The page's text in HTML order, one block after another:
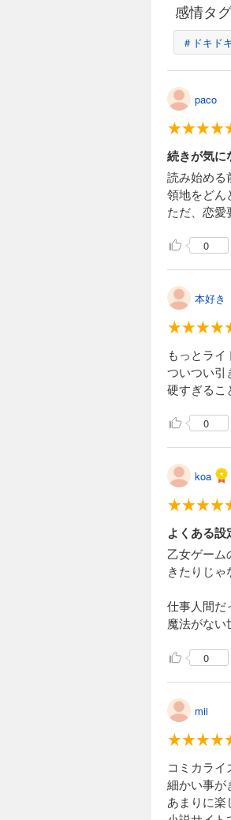
感情タ
＃ドキド
paco
続きが気に
読み始める
領地をどん
ただ、恋愛
0
本好き
もっとラ
ついつい引
硬すぎるこ
0
koa
よくある設
乙女ゲーム
きたりじゃ
仕事人間だ
魔法がない
0
mii
コミカライ
細かい事が
あまりに楽